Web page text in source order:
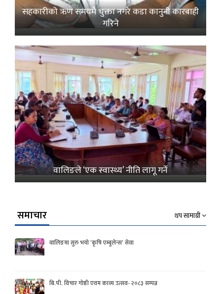
सहकारीको ऋण समयमै चुक्ता नगरे कडा कानुनी कारबाही
गरिने
वालिङले ‘एक स्वास्थ्य’ नीति लागू गर्ने
समाचार थप सामाग्री
वालिङमा सुरु भयो ‘कृषि एम्बुलेन्स’ सेवा
बि.पी. विचार गोष्ठी एवम काव्य उत्सव- २०८३ सम्पन्न